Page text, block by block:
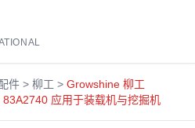
件 > 柳工 > Growshine 柳工
应用于装载机与挖掘机